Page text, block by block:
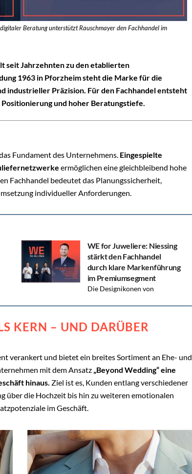
Beratung unterstützt Rauschmayer den Fachhandel im
seit Jahrzehnten zu den etablierten
1963 in Pforzheim steht die Marke für die
industrieller Präzision. Für den Fachhandel entsteht
und hoher Beratungstiefe.
Fundament des Unternehmens. Eingespielte
ermöglichen eine gleichbleibend hohe
Fachhandel bedeutet das Planungssicherheit,
individueller Anforderungen.
WE for Juweliere: Niessing
stärkt den Fachhandel
durch klare Markenführung
im Premiumsegment
Die Designikonen von
Profilierung im Premiumsegment.
KERN – UND DARÜBER
verankert und bietet ein breites Sortiment an Ehe- und
mit dem Ansatz „Beyond Wedding“ eine
hinaus. Ziel ist es, Kunden entlang verschiedener
über die Hochzeit bis hin zu weiteren emotionalen
im Geschäft.